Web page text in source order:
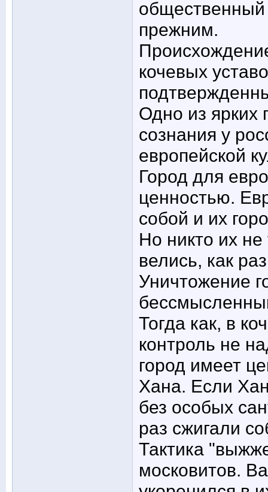
общественный
прежним.
кочевых
Одно из ярких
сознания у
европейской
Город для
ценностью.
собой и их
Но никто их
велись, как
Уничтожение
Тогда как, в
контроль не
город имеет
Хана. Если
без особых
раз сжигали
Тактика
московитов.